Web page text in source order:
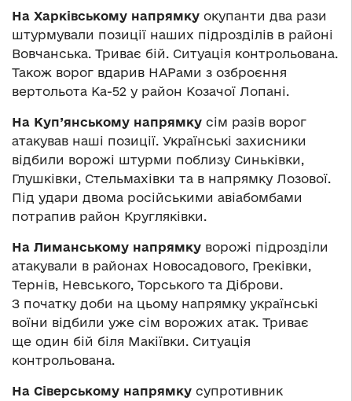
На Харківському напрямку окупанти два рази
штурмували позиції наших підрозділів в районі
Вовчанська. Триває бій. Ситуація контрольована.
Також ворог вдарив НАРами з озброєння
вертольота Ка-52 у район Козачої Лопані.
На Куп’янському напрямку сім разів ворог
атакував наші позиції. Українські захисники
відбили ворожі штурми поблизу Синьківки,
Глушківки, Стельмахівки та в напрямку Лозової.
Під удари двома російськими авіабомбами
потрапив район Кругляківки.
На Лиманському напрямку ворожі підрозділи
атакували в районах Новосадового, Греківки,
Тернів, Невського, Торського та Діброви.
З початку доби на цьому напрямку українські
воїни відбили уже сім ворожих атак. Триває
ще один бій біля Макіївки. Ситуація
контрольована.
На Сіверському напрямку супротивник